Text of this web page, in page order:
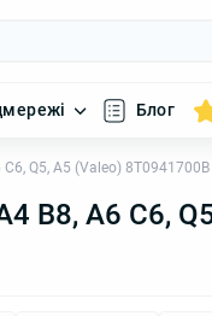
Блог
Q5, A5 (Valeo) 8T0941700B
B8, A6 C6,